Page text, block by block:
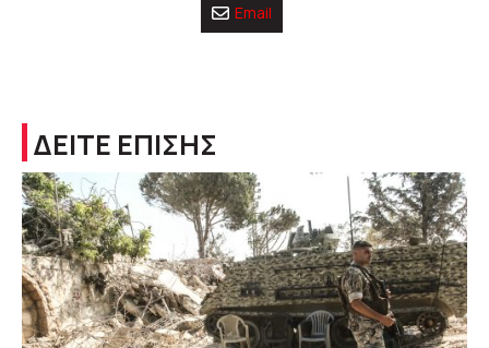
Email
ΔΕΙΤΕ ΕΠΙΣΗΣ